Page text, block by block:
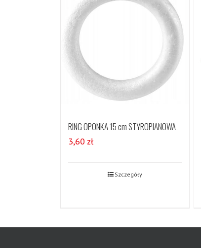
RING OPONKA 15 cm STYROPIANOWA
3,60 zł
Szczegóły